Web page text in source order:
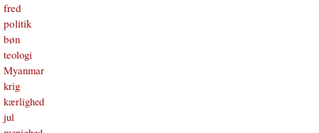
fred
politik
bøn
teologi
Myanmar
krig
kærlighed
jul